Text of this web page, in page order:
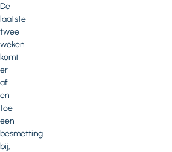
De
laatste
twee
weken
komt
er
af
en
toe
een
besmetting
bij,